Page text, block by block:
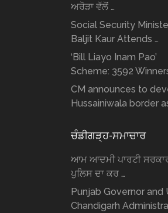
ਅਰੋੜਾ ਵੱਲੋਂ …
Social Security
Baljit Kaur Attends …
‘Bill Liayo Inam Pao’
Scheme: 3592
CM announces to
Hussainiwala border
ਚੰਡੀਗੜ੍ਹ-ਸਮਾਚਾਰ
ਆਮ ਆਦਮੀ ਪਾਰਟੀ
ਪੁਲਿਸ ਦਾ ਕਰ …
Punjab Governor and
Chandigarh